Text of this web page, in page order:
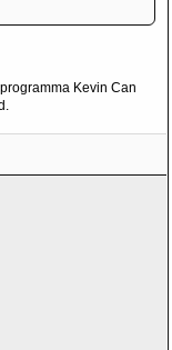
Kevin Can